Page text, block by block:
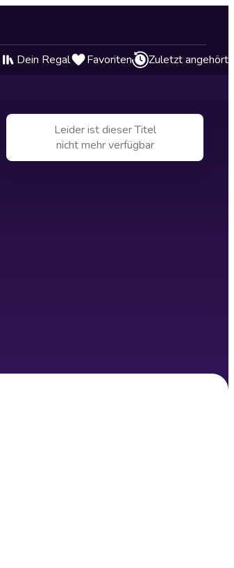
Dein Regal Favoriten Zuletzt angehört
Leider ist dieser Titel
nicht mehr verfügbar